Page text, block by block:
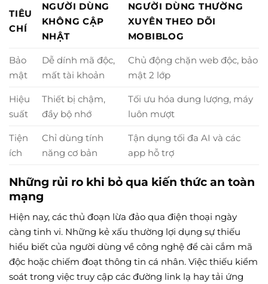
TIÊU
CHÍ
NGƯỜI DÙNG
KHÔNG CẬP
NHẬT
NGƯỜI DÙNG THƯỜNG
XUYÊN THEO DÕI
MOBIBLOG
Bảo
mật
Dễ dính mã độc,
mất tài khoản
Chủ động chặn web độc, bảo
mật 2 lớp
Hiệu
suất
Thiết bị chậm,
đầy bộ nhớ
Tối ưu hóa dung lượng, máy
luôn mượt
Tiện
ích
Chỉ dùng tính
năng cơ bản
Tận dụng tối đa AI và các
app hỗ trợ
Những rủi ro khi bỏ qua kiến thức an toàn
mạng
Hiện nay, các thủ đoạn lừa đảo qua điện thoại ngày
càng tinh vi. Những kẻ xấu thường lợi dụng sự thiếu
hiểu biết của người dùng về công nghệ để cài cắm mã
độc hoặc chiếm đoạt thông tin cá nhân. Việc thiếu kiểm
soát trong việc truy cập các đường link lạ hay tải ứng